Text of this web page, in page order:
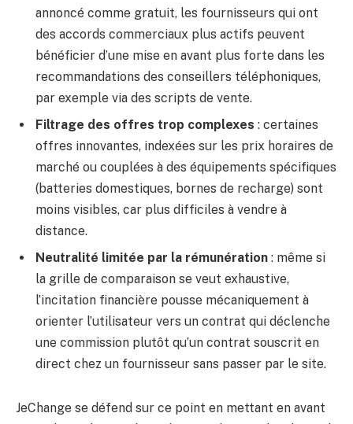
annoncé comme gratuit, les fournisseurs qui ont
des accords commerciaux plus actifs peuvent
bénéficier d’une mise en avant plus forte dans les
recommandations des conseillers téléphoniques,
par exemple via des scripts de vente.
Filtrage des offres trop complexes : certaines
offres innovantes, indexées sur les prix horaires de
marché ou couplées à des équipements spécifiques
(batteries domestiques, bornes de recharge) sont
moins visibles, car plus difficiles à vendre à
distance.
Neutralité limitée par la rémunération : même si
la grille de comparaison se veut exhaustive,
l’incitation financière pousse mécaniquement à
orienter l’utilisateur vers un contrat qui déclenche
une commission plutôt qu’un contrat souscrit en
direct chez un fournisseur sans passer par le site.
JeChange se défend sur ce point en mettant en avant